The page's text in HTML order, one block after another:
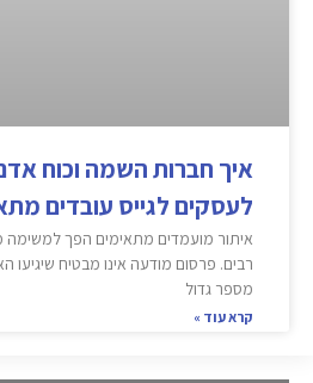
איך חברות השמה וכוח
לעסקים לגייס עובדים
איתור מועמדים מתאימים הפך למשימה
רבים. פרסום מודעה אינו מבטיח שיגיעו
מספר גדול
קרא עוד »